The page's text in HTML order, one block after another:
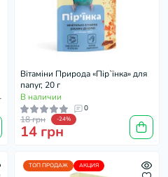
Вітаміни Природа «Пір`їнка» для
папуг, 20 г
В наличии
0
18 грн -24%
14 грн
ТОП ПРОДАЖ АКЦИЯ